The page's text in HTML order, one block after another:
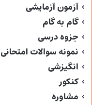
آزمون آزمایشی
گام به گام
جزوه درسی
نمونه سوالات امتحانی
انگیزشی
کنکور
مشاوره